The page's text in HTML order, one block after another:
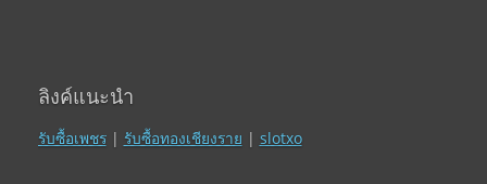
ลิงค์แนะนำ
รับซื้อเพชร| รับซื้อทองเชียงราย | slotxo